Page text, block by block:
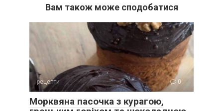
Вам також може сподобатися
рецепти 0
Морквяна пасочка з курагою,